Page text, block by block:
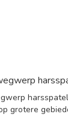
grotere